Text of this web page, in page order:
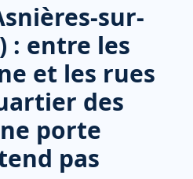
sur-
: entre les
et les rues
des
porte
pas